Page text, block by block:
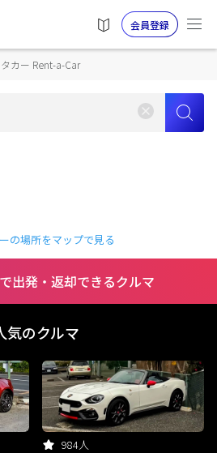
会員登録
カー Rent-a-Car
の場所をマップで見る
出発・返却できるクルマ
気のクルマ
984人